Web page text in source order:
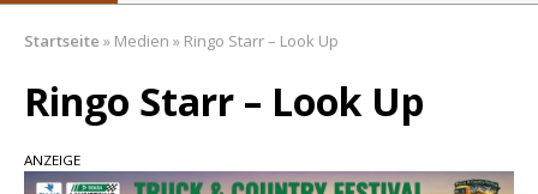
aller Zeiten
pez veröffentlicht neue Single „Late Night
Talks“ – eine Hymne auf unvergessliche
Randy Travis veröffentlicht mit „I Don’t Care“
Startseite » Medien » Ringo Starr – Look Up
Ringo Starr – Look Up
ANZEIGE